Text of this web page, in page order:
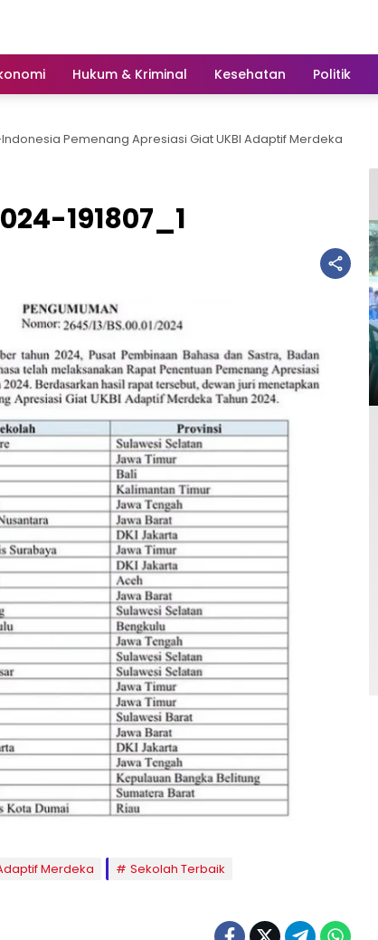
Hukum & Kriminal Kesehatan Politik
Pemenang Apresiasi Giat UKBI Adaptif Merdeka
191807_1
Merdeka
Sekolah Terbaik